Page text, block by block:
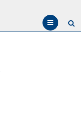
Menu